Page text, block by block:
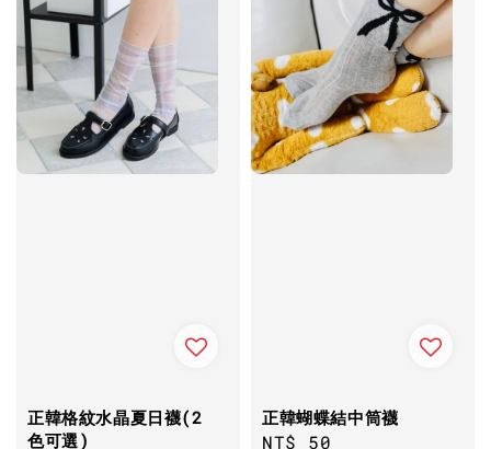
正韓格紋水晶夏日襪(2
色可選)
正韓蝴蝶結中筒襪
Regular
NT$ 50